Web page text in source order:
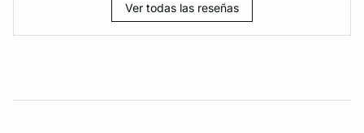
Ver todas las reseñas